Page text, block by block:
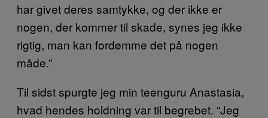
har givet deres samtykke, og der ikke er
nogen, der kommer til skade, synes jeg ikke
rigtig, man kan fordømme det på nogen
måde.”
Til sidst spurgte jeg min teenguru Anastasia,
hvad hendes holdning var til begrebet. “Jeg